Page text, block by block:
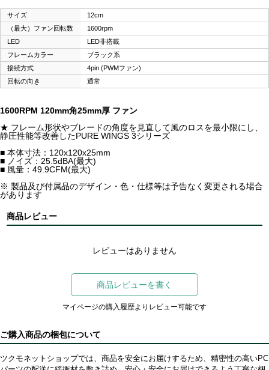
サイズ
12cm
（最大）ファン回転数
1600rpm
LED
LED非搭載
フレームカラー
ブラック系
接続方式
4pin (PWMファン)
回転の向き
通常
1600RPM 120mm角25mm厚 ファン
★ フレーム形状やブレードの角度を見直して風のロスを最小限にし、
静圧性能等改善したPURE WINGS 3シリーズ
■ 本体寸法：120x120x25mm
■ ノイズ：25.5dBA(最大)
■ 風量：49.9CFM(最大)
※ 製品及び付属品のデザイン・色・仕様等は予告なく変更される場合
があります
商品レビュー
レビューはありません
商品レビューを書く
マイページの購入履歴よりレビュー可能です
ご購入商品の梱包について
ツクモネットショップでは、商品を安全にお届けするため、精密性の高いPC